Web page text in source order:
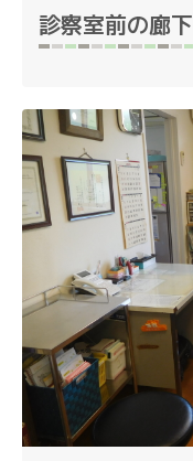
診察室前の廊下